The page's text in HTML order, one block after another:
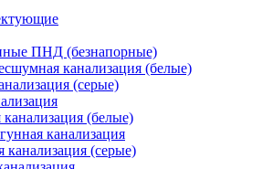
ПНД (безнапорные)
канализация (белые)
(серые)
(белые)
канализация
(серые)